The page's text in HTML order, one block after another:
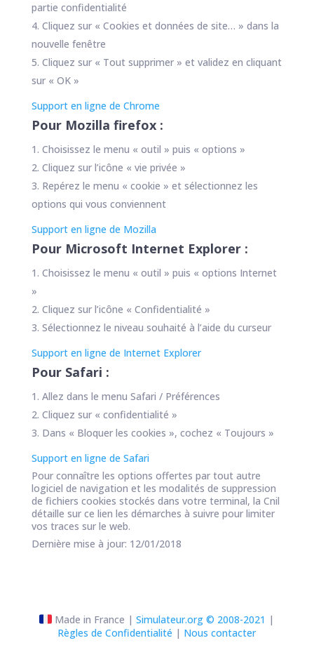
partie confidentialité
Cliquez sur « Cookies et données de site… » dans la
nouvelle fenêtre
Cliquez sur « Tout supprimer » et validez en cliquant
sur « OK »
Support en ligne de Chrome
Pour Mozilla firefox :
Choisissez le menu « outil » puis « options »
Cliquez sur l’icône « vie privée »
Repérez le menu « cookie » et sélectionnez les
options qui vous conviennent
Support en ligne de Mozilla
Pour Microsoft Internet Explorer :
Choisissez le menu « outil » puis « options Internet
»
Cliquez sur l’icône « Confidentialité »
Sélectionnez le niveau souhaité à l’aide du curseur
Support en ligne de Internet Explorer
Pour Safari :
Allez dans le menu Safari / Préférences
Cliquez sur « confidentialité »
Dans « Bloquer les cookies », cochez « Toujours »
Support en ligne de Safari
Pour connaître les options offertes par tout autre
logiciel de navigation et les modalités de suppression
de fichiers cookies stockés dans votre terminal, la Cnil
détaille sur ce lien les démarches à suivre pour limiter
vos traces sur le web.
Dernière mise à jour: 12/01/2018
Made in France |Simulateur.org © 2008-2021 |
Règles de Confidentialité | Nous contacter